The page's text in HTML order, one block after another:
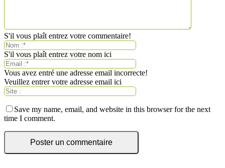
S'il vous plaît entrez votre commentaire!
S'il vous plaît entrez votre nom ici
Vous avez entré une adresse email incorrecte!
Veuillez entrer votre adresse email ici
Save my name, email, and website in this browser for the next
time I comment.